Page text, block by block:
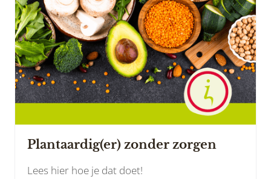
Plantaardig(er) zonder zorgen
Lees hier hoe je dat doet!